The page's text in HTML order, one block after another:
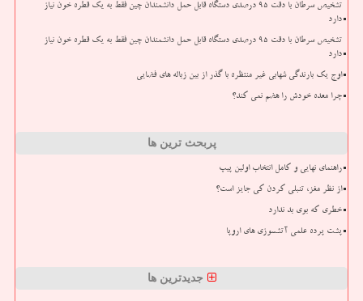
تشخیص سرطان با دقت ۹۵ درصدی دستگاه قابل حمل دانشمندان چین فقط به یک قطره خون نیاز
دارد
تشخیص سرطان با دقت ۹۵ درصدی دستگاه قابل حمل دانشمندان چین فقط به یک قطره خون نیاز
دارد
اوج یک بارندگی شهابی غیر منتظره با گذر از بین زباله های فضایی
چرا معده خودش را هضم نمی کند؟
پربحث ترین ها
راهنمای نهایی و کامل انتخاب اولین پیپ
از نظر مغز، تنبلی کردن کی جایز است؟
خطری که بوی بد ندارد
پشت پرده علمی آتشسوزی های اروپا
جدیدترین ها